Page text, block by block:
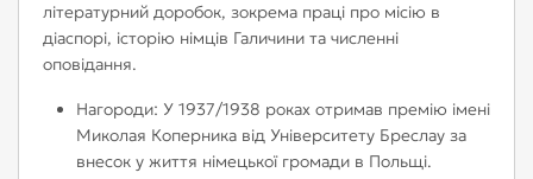
літературний доробок, зокрема праці про місію в
діаспорі, історію німців Галичини та численні
оповідання.
Нагороди: У 1937/1938 роках отримав премію імені
Миколая Коперника від Університету Бреслау за
внесок у життя німецької громади в Польщі.